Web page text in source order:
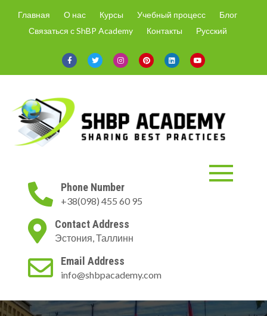
Главная О нас Курсы Учебный процесс
Блог
Связаться с ShBP Academy
Контакты Русский
ShBP Academy
Онлайн-курсы только с
актуальной информацией и по
востребованным на рынке
Phone Number
+38(098) 455 60 95
Contact Address
Эстония, Таллинн
Email Address
info@shbpacademy.com